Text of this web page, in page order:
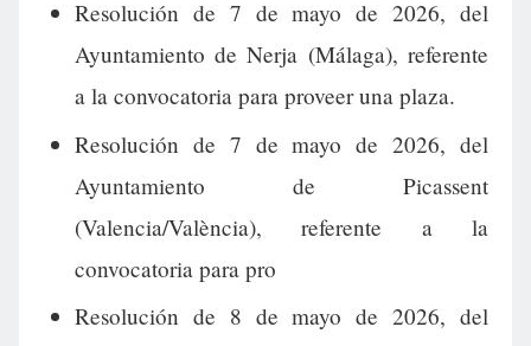
Resolución de 7 de mayo de 2026, del
Ayuntamiento de Nerja (Málaga), referente
a la convocatoria para proveer una plaza.
Resolución de 7 de mayo de 2026, del
Ayuntamiento de Picassent
(Valencia/València), referente a la
convocatoria para pro
Resolución de 8 de mayo de 2026, del